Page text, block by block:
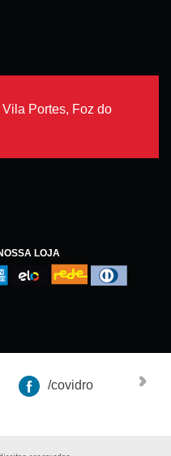
Portes, Foz do
LOJA
/covidro